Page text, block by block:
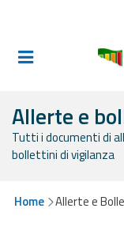
Informati e
Allerte E
Bollettini
Allerte e
Allerte e
Tutti i documenti di
bollettini di vigilanza
Home Allerte e